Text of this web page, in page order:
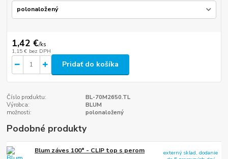
1,42 €/ks
1,15 € bez DPH
Pridať do košíka
Číslo produktu:
BL-70M2650.TL
Výrobca:
BLUM
možnosti:
polonaložený
Podobné produkty
Blum záves 100° - CLIP top s perom
externý sklad, dodanie